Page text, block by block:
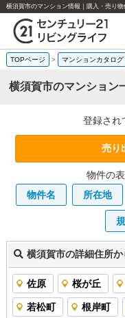
TOPページ > マンションカタログ
横須賀市のマンション
登録され
売り
物件の
物件名
所在地
横須賀市の詳細住所
佐原 桜が丘
若松町 根岸町